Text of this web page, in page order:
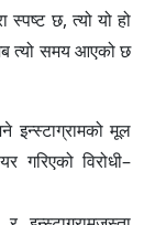
छ, त्यो यो हो
त्यो समय आएको छ
इन्स्टाग्रामको मूल
गरिएको विरोधी–